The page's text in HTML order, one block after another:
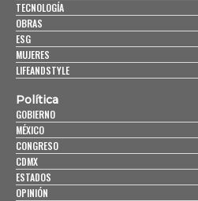
TECNOLOGÍA
OBRAS
ESG
MUJERES
LIFEANDSTYLE
Política
GOBIERNO
MÉXICO
CONGRESO
CDMX
ESTADOS
OPINIÓN